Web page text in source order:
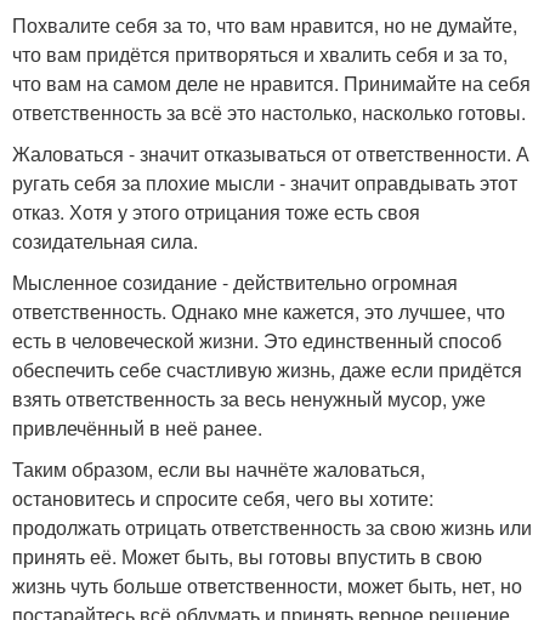
Похвалите себя за то, что вам нравится, но не думайте,
что вам придётся притворяться и хвалить себя и за то,
что вам на самом деле не нравится. Принимайте на себя
ответственность за всё это настолько, насколько готовы.
Жаловаться - значит отказываться от ответственности. А
ругать себя за плохие мысли - значит оправдывать этот
отказ. Хотя у этого отрицания тоже есть своя
созидательная сила.
Мысленное созидание - действительно огромная
ответственность. Однако мне кажется, это лучшее, что
есть в человеческой жизни. Это единственный способ
обеспечить себе счастливую жизнь, даже если придётся
взять ответственность за весь ненужный мусор, уже
привлечённый в неё ранее.
Таким образом, если вы начнёте жаловаться,
остановитесь и спросите себя, чего вы хотите:
продолжать отрицать ответственность за свою жизнь или
принять её. Может быть, вы готовы впустить в свою
жизнь чуть больше ответственности, может быть, нет, но